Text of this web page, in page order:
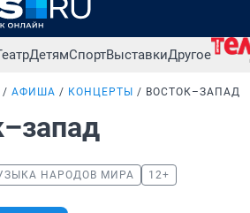
ДетямСпортВыставкиДругое
АФИША КОНЦЕРТЫ ВОСТОК–ЗАПАД
НАРОДОВ МИРА 12+